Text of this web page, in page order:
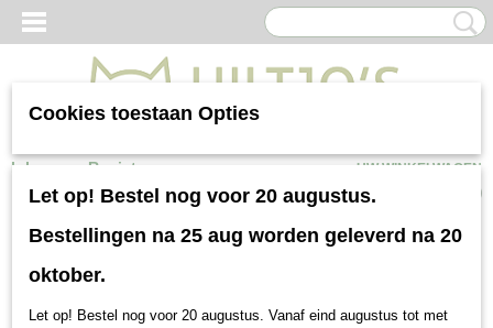
Inloggen Registreren UW WINKELWAGEN
Geen producten (0)
Hiltjo brengt Hondenvoer en
Kattenvoer in Westerbork
Cookies toestaan Opties
Let op! Bestel nog voor 20 augustus.
Bestellingen na 25 aug worden geleverd na 20
oktober.
Let op! Bestel nog voor 20 augustus. Vanaf eind augustus tot met